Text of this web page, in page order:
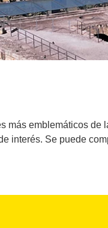
más emblemáticos
interés. Se puede